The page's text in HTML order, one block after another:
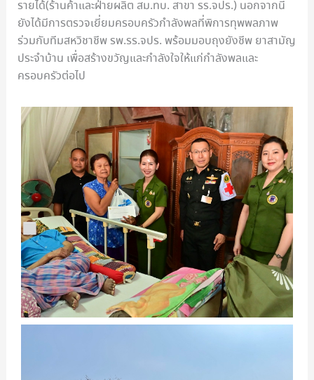
รายได้(ร้านค้าและฝ่ายผลิต สม.ทบ. สาขา รร.จปร.) นอกจากนี้
ยังได้มีการตรวจเยี่ยมครอบครัวกำลังพลที่พิการทุพพลภาพ
ร่วมกับทีมสหวิชาชีพ รพ.รร.จปร. พร้อมมอบถุงยังชีพ ยาสามัญ
ประจำบ้าน เพื่อสร้างขวัญและกำลังใจให้แก่กำลังพลและ
ครอบครัวต่อไป